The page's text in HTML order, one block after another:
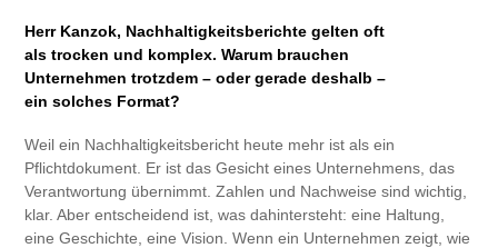
Herr Kanzok, Nachhaltigkeitsberichte gelten oft
als trocken und komplex. Warum brauchen
Unternehmen trotzdem – oder gerade deshalb –
ein solches Format?
Weil ein Nachhaltigkeitsbericht heute mehr ist als ein
Pflichtdokument. Er ist das Gesicht eines Unternehmens, das
Verantwortung übernimmt. Zahlen und Nachweise sind wichtig,
klar. Aber entscheidend ist, was dahintersteht: eine Haltung,
eine Geschichte, eine Vision. Wenn ein Unternehmen zeigt, wie